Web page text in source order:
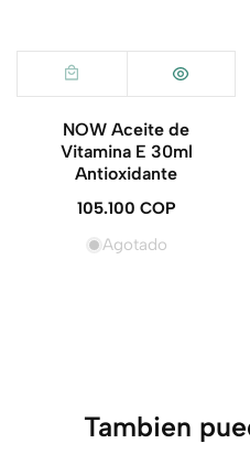
NOW Aceite de
Vitamina E 30ml
Antioxidante
Precio
105.100 COP
Agotado
Tambien